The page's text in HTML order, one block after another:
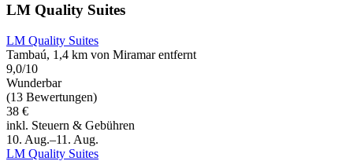
LM Quality Suites
LM Quality Suites
Tambaú, 1,4 km von Miramar entfernt
9,0/10
Wunderbar
(13 Bewertungen)
38 €
inkl. Steuern & Gebühren
10. Aug.–11. Aug.
LM Quality Suites